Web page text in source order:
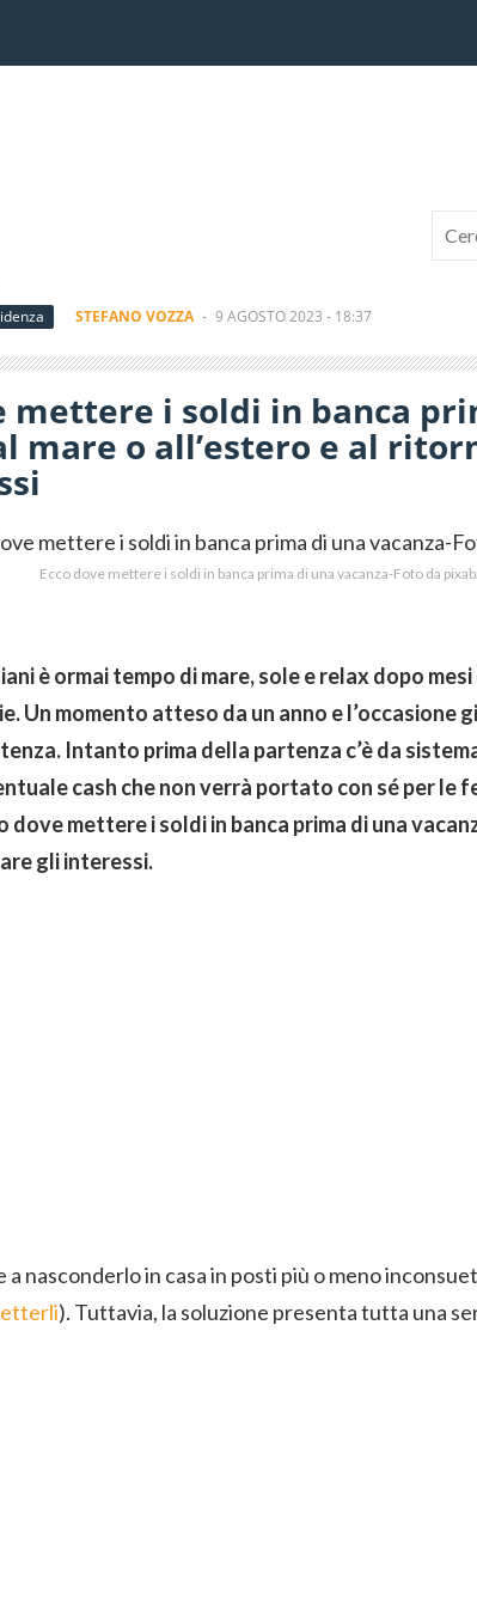
STEFANO VOZZA - 9 AGOSTO 2023 - 18:37
mettere i soldi in banca
mare o all’estero e al
Ecco dove mettere i soldi in banca prima di una vacanza-Foto da
è ormai tempo di mare, sole e relax dopo
Un momento atteso da un anno e l’occasione
Intanto prima della partenza c’è da
cash che non verrà portato con sé per le
mettere i soldi in banca prima di una
gli interessi.
a nasconderlo in casa in posti più o meno
). Tuttavia, la soluzione presenta tutta una